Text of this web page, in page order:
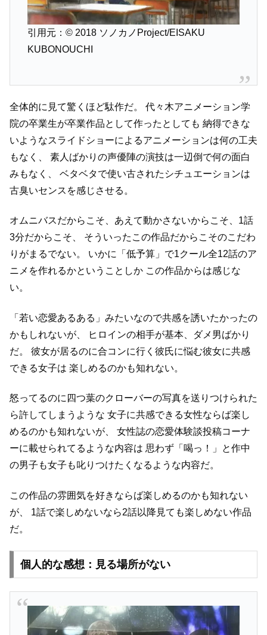
引用元：© 2018 ソノカノProject/EISAKU
KUBONOUCHI
全体的に見て驚くほど駄作だ。
代々木アニメーション学
院の卒業生が卒業作品として作ったとしても 納得できな
いようなスライドショーによるアニメーションは何の工夫
もなく、
素人ばかりの声優陣の演技は一辺倒で何の面白
みもなく、
ベタベタで使い古されたシチュエーションは
古臭いセンスを感じさせる。
オムニバスだからこそ、あえて動かさないからこそ、1話
3分だからこそ、
そういったこの作品だからこそのこだわ
りがまるでない。
いかに「低予算」で1クール全12話のア
ニメを作れるかということしか この作品からは感じな
い。
「若い恋愛あるある」みたいなので共感を誘いたかったの
かもしれないが、
ヒロインの相手が基本、ダメ男ばかり
だ。
彼女が居るのに合コンに行く彼氏に悩む彼女に共感
できる女子は 楽しめるのかも知れない。
怒ってるのに四つ葉のクローバーの写真を送りつけられた
ら許してしまうような 女子に共感できる女性ならば楽し
めるのかも知れないが、
女性誌の恋愛体験談投稿コーナ
ーに載せられてるような内容は 思わず「喝っ！」と作中
の男子も女子も叱りつけたくなるような内容だ。
この作品の雰囲気を好きならば楽しめるのかも知れない
が、
1話で楽しめないなら2話以降見ても楽しめない作品
だ。
個人的な感想：見る場所がない